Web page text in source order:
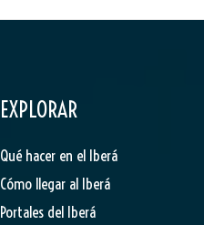
EXPLORAR
Qué hacer en el Iberá
Cómo llegar al Iberá
Portales del Iberá